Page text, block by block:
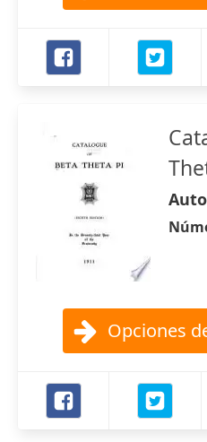
Opciones